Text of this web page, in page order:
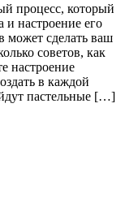
процесс, который
и настроение его
может сделать ваш
советов, как
настроение
в каждой
пастельные […]